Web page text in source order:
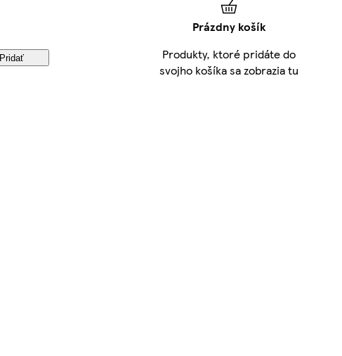
Pridať
Prázdny košík
Produkty, ktoré pridáte do
svojho košíka sa zobrazia tu